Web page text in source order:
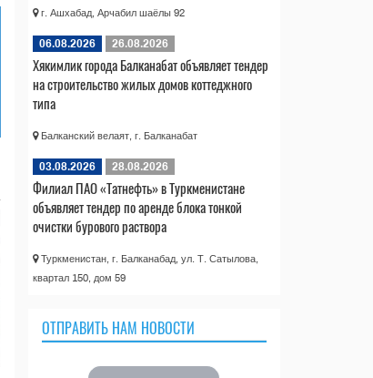
г. Ашхабад, Арчабил шаёлы 92
06.08.2026 26.08.2026
Хякимлик города Балканабат объявляет тендер
на строительство жилых домов коттеджного
типа
Балканский велаят, г. Балканабат
03.08.2026 28.08.2026
Филиал ПАО «Татнефть» в Туркменистане
объявляет тендер по аренде блока тонкой
очистки бурового раствора
Туркменистан, г. Балканабад, ул. Т. Сатылова,
квартал 150, дом 59
ОТПРАВИТЬ НАМ НОВОСТИ